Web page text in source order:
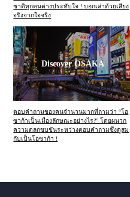
ชาติทุกคนต่างประทับใจ ! บอกเล่าด้วยเสียง
จริงจากใจจริง
Discover OSAKA
ตอบคำถามของคนจำนวนมากที่ถามว่า “โอ
ซาก้าเป็นเมืองลักษณะอย่างไร?” โดยผนวก
ความตลกขบขันระหว่างตอบคำถามซึ่งดูสม
กับเป็นโอซาก้า !